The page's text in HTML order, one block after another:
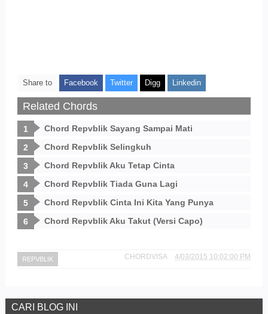
Share to Facebook Twitter Digg Linkedin
Related Chords
Chord Repvblik Sayang Sampai Mati
Chord Repvblik Selingkuh
Chord Repvblik Aku Tetap Cinta
Chord Repvblik Tiada Guna Lagi
Chord Repvblik Cinta Ini Kita Yang Punya
Chord Repvblik Aku Takut (Versi Capo)
REPVBLIK CHORDVISA 4/03/2015 10:02:00 PM
CARI BLOG INI